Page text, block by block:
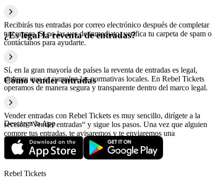
Recibirás tus entradas por correo electrónico después de completar
tu compra. Si no las ves de inmediato, verifica tu carpeta de spam o
contáctanos para ayudarte.
¿Es legal la reventa de entradas?
Sí, en la gran mayoría de países la reventa de entradas es legal,
siempre que se cumplan las normativas locales. En Rebel Tickets
operamos de manera segura y transparente dentro del marco legal.
Cómo vender entradas
Vender entradas con Rebel Tickets es muy sencillo, dirígete a la
sección “Vender entradas“ y sigue los pasos. Una vez que alguien
compre tus entradas, te avisaremos y te enviaremos una
confirmación con la información relativa al pago.
Descarga la App
Rebel Tickets